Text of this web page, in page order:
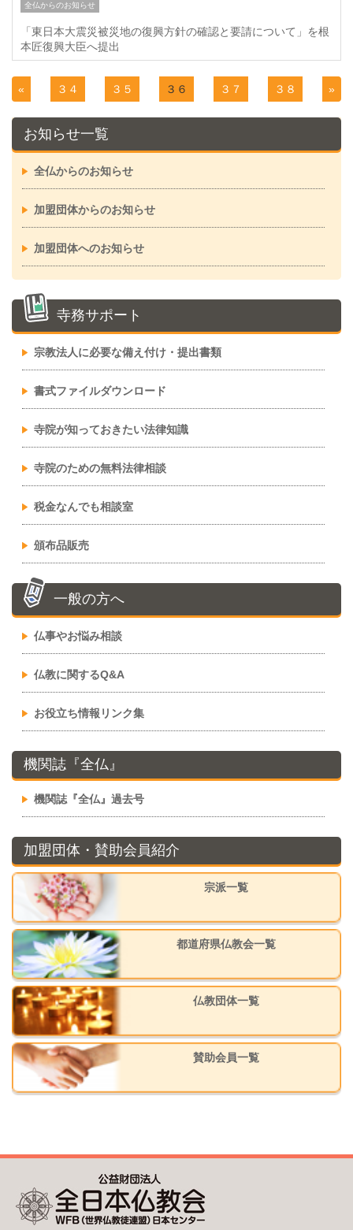
全仏からのお知らせ
「東日本大震災被災地の復興方針の確認と要請について」を根
本匠復興大臣へ提出
« ３４ ３５ ３６ ３７ ３８ »
お知らせ一覧
全仏からのお知らせ
加盟団体からのお知らせ
加盟団体へのお知らせ
寺務サポート
宗教法人に必要な備え付け・提出書類
書式ファイルダウンロード
寺院が知っておきたい法律知識
寺院のための無料法律相談
税金なんでも相談室
頒布品販売
一般の方へ
仏事やお悩み相談
仏教に関するQ&A
お役立ち情報リンク集
機関誌『全仏』
機関誌『全仏』過去号
加盟団体・賛助会員紹介
宗派一覧
都道府県仏教会一覧
仏教団体一覧
賛助会員一覧